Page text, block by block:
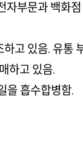
부문과 백화
고 있음. 유통
하고 있음.
을 흡수합병함.